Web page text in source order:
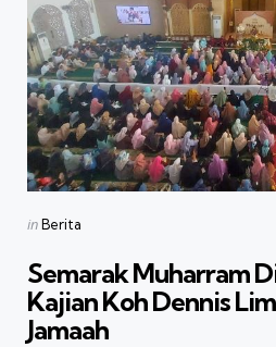
Categories
Posted
inBerita
Semarak Muharram
Kajian Koh Dennis
Jamaah